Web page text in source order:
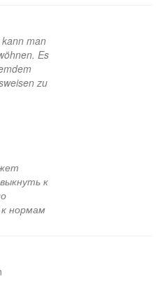
man
Es
zu
к
нормам